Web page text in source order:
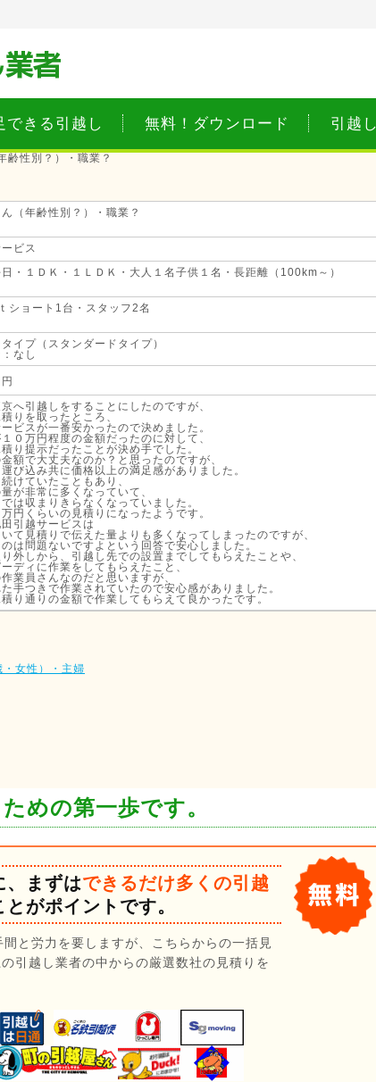
できる引越し 無料！ダウンロード 引越
齢性別？）・職業？
（年齢性別？）・職業？
ビス
日・１ＤＫ・１ＬＤＫ・大人１名子供１名・長距離（100km～）
ショート1台・スタッフ2名
イプ（スタンダードタイプ）
なし
へ引越しをすることにしたのですが、
りを取ったところ、
ビスが一番安かったので決めました。
０万円程度の金額だったのに対して、
り提示だったことが決め手でした。
額で大丈夫なのか？と思ったのですが、
び込み共に価格以上の満足感がありました。
けていたこともあり、
が非常に多くなっていて、
は収まりきらなくなっていました。
円くらいの見積りになったようです。
引越サービスは
て見積りで伝えた量よりも多くなってしまったのですが、
は問題ないですよという回答で安心しました。
外しから、引越し先での設置までしてもらえたことや、
ディに作業をしてもらえたこと、
業員さんなのだと思いますが、
手つきで作業されていたので安心感がありました。
り通りの金額で作業してもらえて良かったです。
女性）・主婦
めの第一歩です。
、まずはできるだけ多くの引越
とがポイントです。
と労力を要しますが、こちらからの一括見
引越し業者の中からの厳選数社の見積りを